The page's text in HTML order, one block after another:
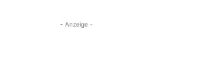
- Anzeige -